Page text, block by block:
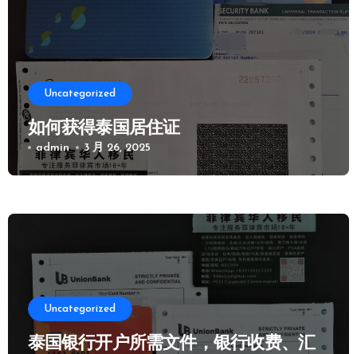
Uncategorized
如何获得泰国居住证
admin 3 月 26, 2025
Uncategorized
泰国银行开户所需文件，银行收费、汇